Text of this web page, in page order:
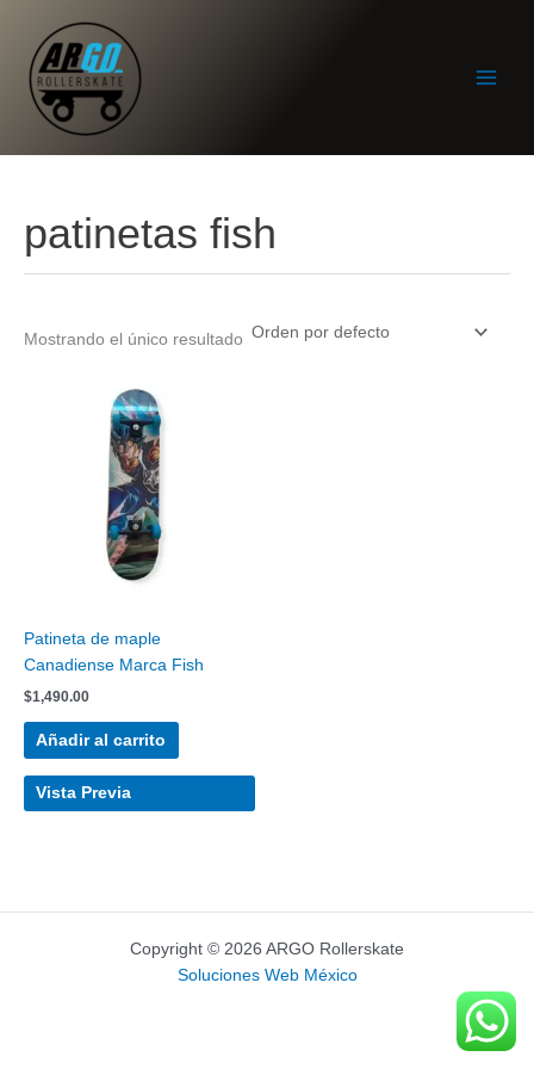
contenido
patinetas fish
Mostrando el único resultado
Patineta de maple
Canadiense Marca Fish
$1,490.00
Añadir al carrito
Vista Previa
Copyright © 2026 ARGO Rollerskate
Soluciones Web México